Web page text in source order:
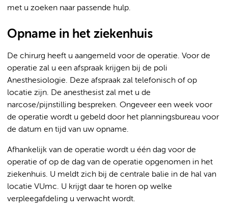
met u zoeken naar passende hulp.
Opname in het ziekenhuis
De chirurg heeft u aangemeld voor de operatie. Voor de
operatie zal u een afspraak krijgen bij de poli
Anesthesiologie. Deze afspraak zal telefonisch of op
locatie zijn. De anesthesist zal met u de
narcose/pijnstilling bespreken. Ongeveer een week voor
de operatie wordt u gebeld door het planningsbureau voor
de datum en tijd van uw opname.
Afhankelijk van de operatie wordt u één dag voor de
operatie of op de dag van de operatie opgenomen in het
ziekenhuis. U meldt zich bij de centrale balie in de hal van
locatie VUmc. U krijgt daar te horen op welke
verpleegafdeling u verwacht wordt.